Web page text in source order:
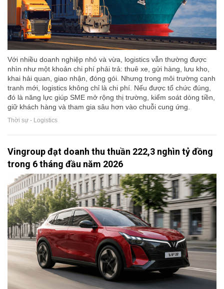
Với nhiều doanh nghiệp nhỏ và vừa, logistics vẫn thường được
nhìn như một khoản chi phí phải trả: thuê xe, gửi hàng, lưu kho,
khai hải quan, giao nhận, đóng gói. Nhưng trong môi trường cạnh
tranh mới, logistics không chỉ là chi phí. Nếu được tổ chức đúng,
đó là năng lực giúp SME mở rộng thị trường, kiểm soát dòng tiền,
giữ khách hàng và tham gia sâu hơn vào chuỗi cung ứng.
Thời sự - Logistics
Vingroup đạt doanh thu thuần 222,3 nghìn tỷ đồng
trong 6 tháng đầu năm 2026